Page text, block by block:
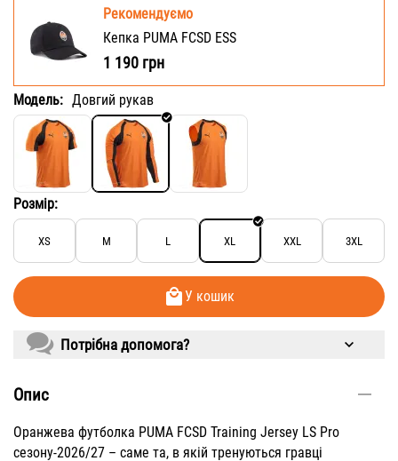
Рекомендуємо
Кепка PUMA FCSD ESS
1 190 грн
Модель: Довгий рукав
Розмір:
XS M L XL XXL 3XL
У кошик
Потрібна допомога?
Опис
Оранжева футболка PUMA FCSD Training Jersey LS Pro
сезону-2026/27 – саме та, в якій тренуються гравці